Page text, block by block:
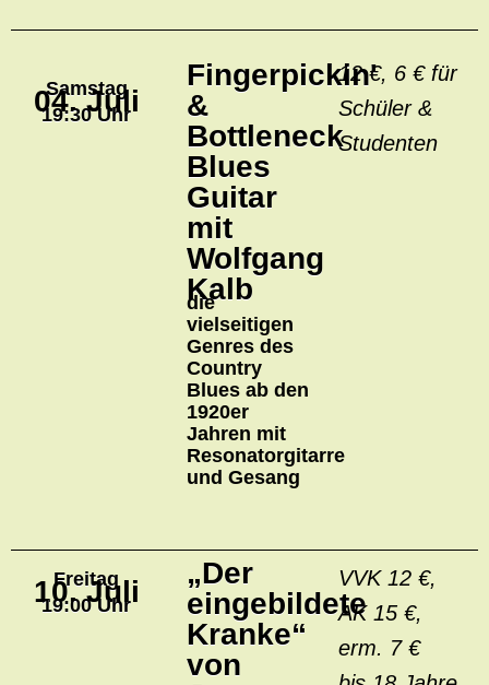
Samstag
04. Juli
19:30 Uhr
Fingerpickin'
&
Bottleneck
Blues
Guitar
mit
Wolfgang
Kalb
die
vielseitigen
Genres des
Country
Blues ab den
1920er
Jahren mit
Resonatorgitarre
und Gesang
12 €, 6 € für
Schüler &
Studenten
Freitag
10. Juli
19:00 Uhr
„Der
eingebildete
Kranke“
von
VVK 12 €,
AK 15 €,
erm. 7 €